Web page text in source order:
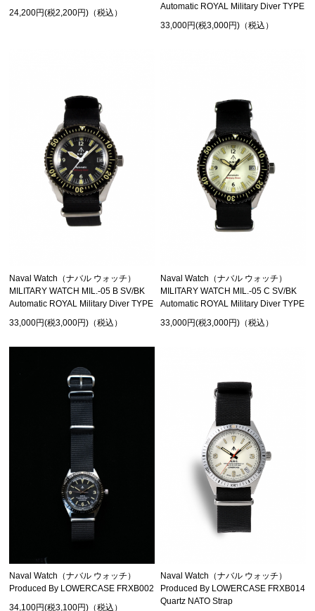
24,200円(税2,200円)（税込）
Automatic ROYAL Military Diver TYPE
33,000円(税3,000円)（税込）
Naval Watch（ナバル ウォッチ）
MILITARY WATCH MIL.-05 B SV/BK
Automatic ROYAL Military Diver TYPE
33,000円(税3,000円)（税込）
Naval Watch（ナバル ウォッチ）
MILITARY WATCH MIL.-05 C SV/BK
Automatic ROYAL Military Diver TYPE
33,000円(税3,000円)（税込）
Naval Watch（ナバル ウォッチ）
Produced By LOWERCASE FRXB002
34,100円(税3,100円)（税込）
Naval Watch（ナバル ウォッチ）
Produced By LOWERCASE FRXB014
Quartz NATO Strap